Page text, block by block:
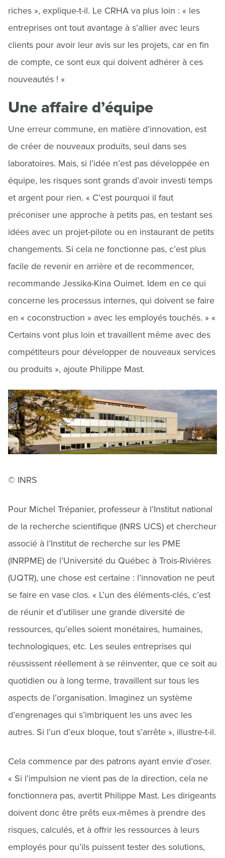
riches », explique-t-il. Le CRHA va plus loin : « les
entreprises ont tout avantage à s’allier avec leurs
clients pour avoir leur avis sur les projets, car en fin
de compte, ce sont eux qui doivent adhérer à ces
nouveautés ! »
Une affaire d’équipe
Une erreur commune, en matière d’innovation, est
de créer de nouveaux produits, seul dans ses
laboratoires. Mais, si l’idée n’est pas développée en
équipe, les risques sont grands d’avoir investi temps
et argent pour rien. « C’est pourquoi il faut
préconiser une approche à petits pas, en testant ses
idées avec un projet-pilote ou en instaurant de petits
changements. Si cela ne fonctionne pas, c’est plus
facile de revenir en arrière et de recommencer,
recommande Jessika-Kina Ouimet. Idem en ce qui
concerne les processus internes, qui doivent se faire
en « coconstruction » avec les employés touchés. » «
Certains vont plus loin et travaillent même avec des
compétiteurs pour développer de nouveaux services
ou produits », ajoute Philippe Mast.
© INRS
Pour Michel Trépanier, professeur à l’Institut national
de la recherche scientifique (INRS UCS) et chercheur
associé à l’Institut de recherche sur les PME
(INRPME) de l’Université du Québec à Trois-Rivières
(UQTR), une chose est certaine : l’innovation ne peut
se faire en vase clos. « L’un des éléments-clés, c’est
de réunir et d’utiliser une grande diversité de
ressources, qu’elles soient monétaires, humaines,
technologiques, etc. Les seules entreprises qui
réussissent réellement à se réinventer, que ce soit au
quotidien ou à long terme, travaillent sur tous les
aspects de l’organisation. Imaginez un système
d’engrenages qui s’imbriquent les uns avec les
autres. Si l’un d’eux bloque, tout s’arrête », illustre-t-il.
Cela commence par des patrons ayant envie d’oser.
« Si l’impulsion ne vient pas de la direction, cela ne
fonctionnera pas, avertit Philippe Mast. Les dirigeants
doivent donc être prêts eux-mêmes à prendre des
risques, calculés, et à offrir les ressources à leurs
employés pour qu’ils puissent tester des solutions,